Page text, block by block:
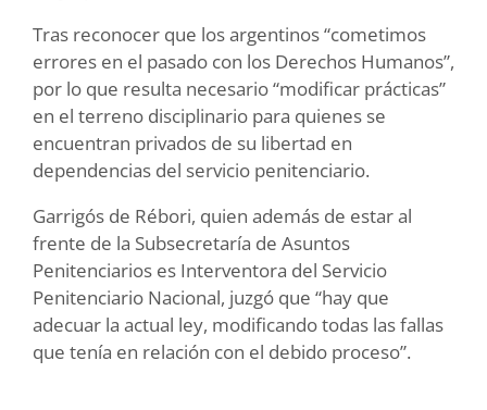
Tras reconocer que los argentinos “cometimos
errores en el pasado con los Derechos Humanos”,
por lo que resulta necesario “modificar prácticas”
en el terreno disciplinario para quienes se
encuentran privados de su libertad en
dependencias del servicio penitenciario.
Garrigós de Rébori, quien además de estar al
frente de la Subsecretaría de Asuntos
Penitenciarios es Interventora del Servicio
Penitenciario Nacional, juzgó que “hay que
adecuar la actual ley, modificando todas las fallas
que tenía en relación con el debido proceso”.